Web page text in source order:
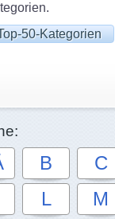
50-Kategorien
B C
L M